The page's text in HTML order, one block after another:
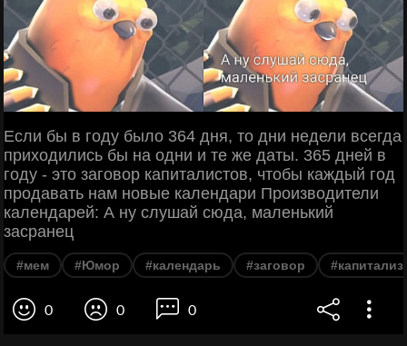
Если бы в году было 364 дня, то дни недели всегда
приходились бы на одни и те же даты. 365 дней в
году - это заговор капиталистов, чтобы каждый год
продавать нам новые календари Производители
календарей: А ну слушай сюда, маленький
засранец
#мем #Юмор #календарь #заговор
0 0 0